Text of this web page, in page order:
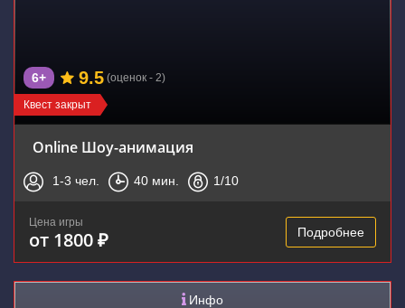
Квест закрыт
6+ 9.5 (оценок - 2)
Online Шоу-анимация
1-3 чел. 40 мин. 1/10
Цена игры
от 1800 ₽ Подробнее
Инфо